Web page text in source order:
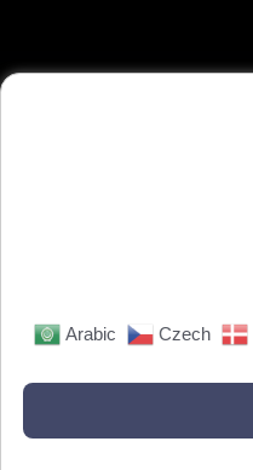
Arabic Czech